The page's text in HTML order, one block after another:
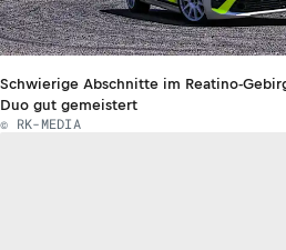
Schwierige Abschnitte im Reatino-
Duo gut gemeistert
© RK-MEDIA